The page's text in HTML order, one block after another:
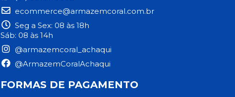
ecommerce@armazemcoral.com.br
Seg a Sex: 08 às 18h
Sáb: 08 às 14h
@armazemcoral_achaqui
@ArmazemCoralAchaqui
FORMAS DE PAGAMENTO